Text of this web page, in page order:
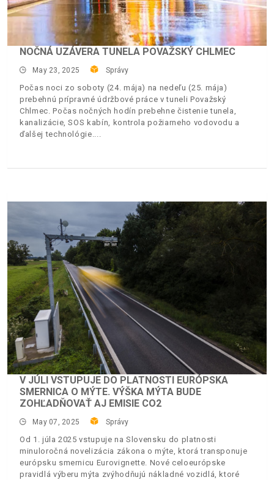
NOČNÁ UZÁVERA TUNELA POVAŽSKÝ CHLMEC
May 23, 2025 Správy
Počas noci zo soboty (24. mája) na nedeľu (25. mája)
prebehnú prípravné údržbové práce v tuneli Považský
Chlmec. Počas nočných hodín prebehne čistenie tunela,
kanalizácie, SOS kabín, kontrola požiarneho vodovodu a
ďalšej technológie.
V JÚLI VSTUPUJE DO PLATNOSTI EURÓPSKA
SMERNICA O MÝTE. VÝŠKA MÝTA BUDE
ZOHĽADŇOVAŤ AJ EMISIE CO2
May 07, 2025 Správy
Od 1. júla 2025 vstupuje na Slovensku do platnosti
minuloročná novelizácia zákona o mýte, ktorá transponuje
európsku smernicu Eurovignette. Nové celoeurópske
pravidlá výberu mýta zvýhodňujú nákladné vozidlá, ktoré